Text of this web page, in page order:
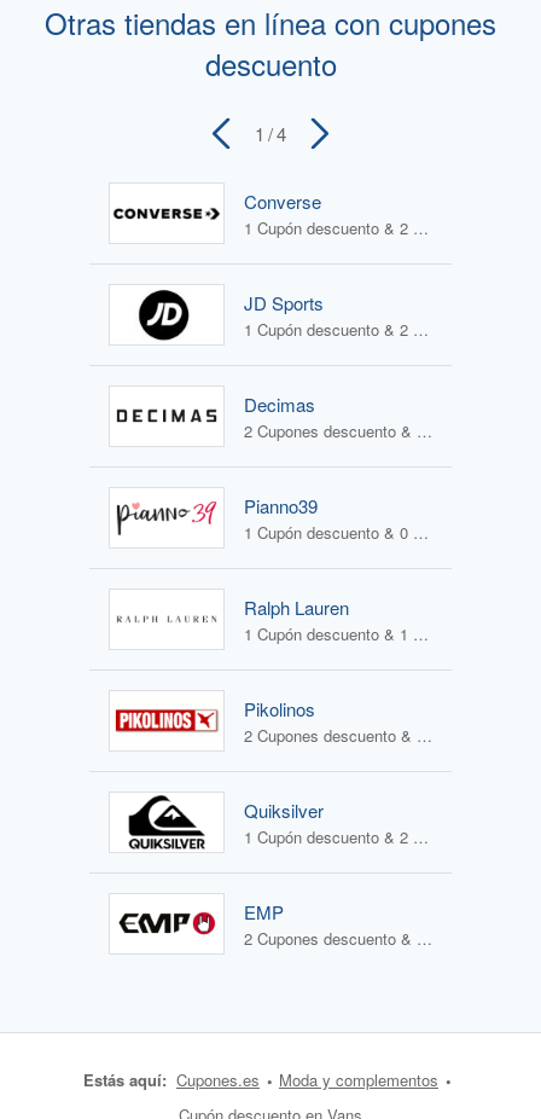
Otras tiendas en línea con cupones
descuento
1 / 4
Converse
1 Cupón descuento & 2 Ofertas
JD Sports
1 Cupón descuento & 2 Ofertas
Decimas
2 Cupones descuento & 2 Ofertas
Pianno39
1 Cupón descuento & 0 Ofertas
Ralph Lauren
1 Cupón descuento & 1 Oferta
Pikolinos
2 Cupones descuento & 2 Ofertas
Quiksilver
1 Cupón descuento & 2 Ofertas
EMP
2 Cupones descuento & 2 Ofertas
Estás aquí: Cupones.es
Moda y complementos